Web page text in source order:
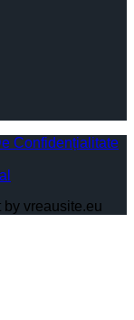
Confidențialitate
vreausite.eu